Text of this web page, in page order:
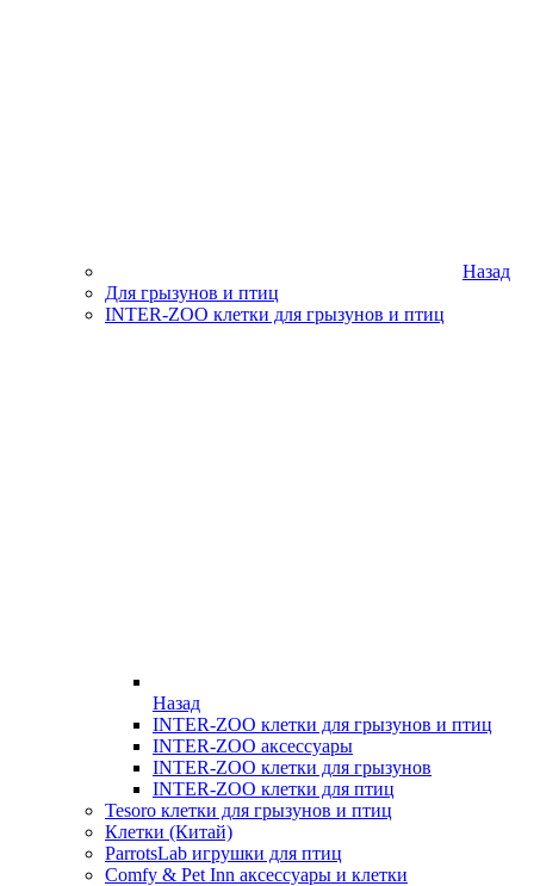
Назад
Для грызунов и птиц
INTER-ZOO клетки для грызунов и птиц
Назад
INTER-ZOO клетки для грызунов и птиц
INTER-ZOO аксессуары
INTER-ZOO клетки для грызунов
INTER-ZOO клетки для птиц
Tesoro клетки для грызунов и птиц
Клетки (Китай)
ParrotsLab игрушки для птиц
Comfy & Pet Inn аксессуары и клетки